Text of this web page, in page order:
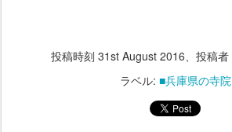
投稿時刻 31st August 2016、投稿者
ラベル: ■兵庫県の寺院